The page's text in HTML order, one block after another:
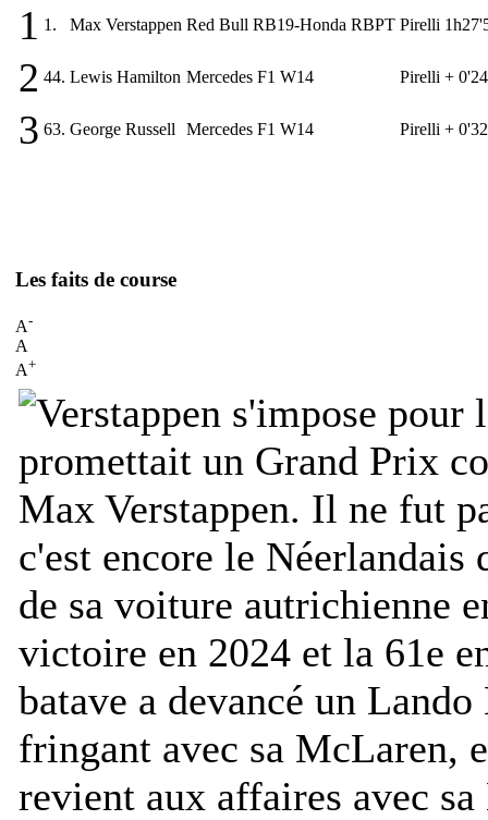
1 1. Max Verstappen Red Bull RB19-Honda RBPT Pirelli
2 44. Lewis Hamilton Mercedes F1 W14 Pirelli +
3 63. George Russell Mercedes F1 W14 Pirelli +
Les faits de course
A-
A
A+
promettait un Grand Prix
Max Verstappen. Il ne fut
c'est encore le
de sa voiture autrichienne
victoire en 2024 et la 61e
batave a devancé un
fringant avec sa McLaren,
revient aux affaires avec sa